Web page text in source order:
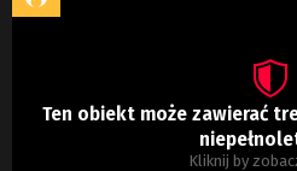
Ten obiekt może zawierać
Kliknij by